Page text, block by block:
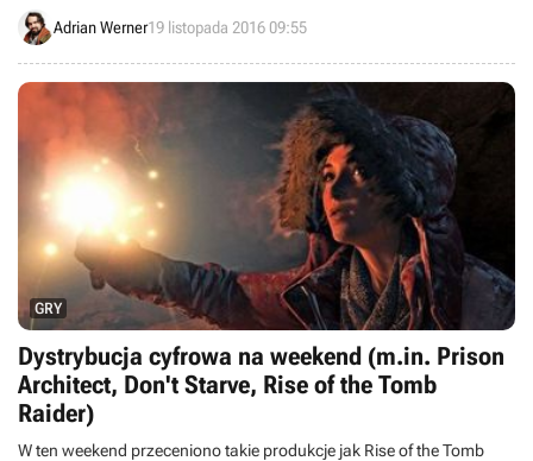
zwycięzcami plebiscytu okazały się gry Overwatch i Dark Souls III
oraz dodatek Wiedźmin 3: Krew i wino.
Adrian Werner19 listopada 2016 09:55
GRY
Dystrybucja cyfrowa na weekend (m.in. Prison
Architect, Don't Starve, Rise of the Tomb
Raider)
W ten weekend przeceniono takie produkcje jak Rise of the Tomb